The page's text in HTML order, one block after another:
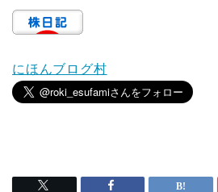
にほんブログ村